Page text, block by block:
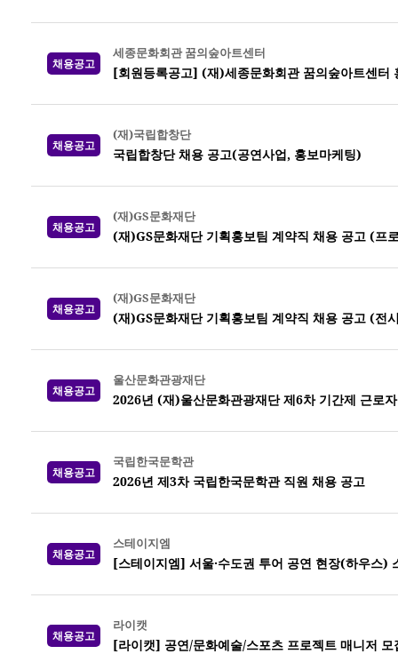
채용공고
세종문화회관 꿈의숲아트센터
[회원등록공고] (재)세종문화회관 꿈의숲아트센터
채용공고
(재)국립합창단
국립합창단 채용 공고(공연사업, 홍보마케팅)
채용공고
(재)GS문화재단
(재)GS문화재단 기획홍보팀 계약직 채용 공고 (프
채용공고
(재)GS문화재단
(재)GS문화재단 기획홍보팀 계약직 채용 공고 (전
채용공고
울산문화관광재단
2026년 (재)울산문화관광재단 제6차 기간제 근로
채용공고
국립한국문학관
2026년 제3차 국립한국문학관 직원 채용 공고
채용공고
스테이지엠
[스테이지엠] 서울·수도권 투어 공연 현장(하우스)
채용공고
라이캣
[라이캣] 공연/문화예술/스포츠 프로젝트 매니저 모